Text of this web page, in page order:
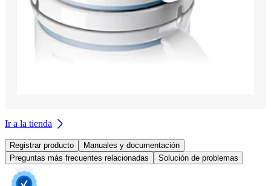
Ir a la tienda
Registrar producto
Manuales y documentación
Preguntas más frecuentes relacionadas
Solución de problemas